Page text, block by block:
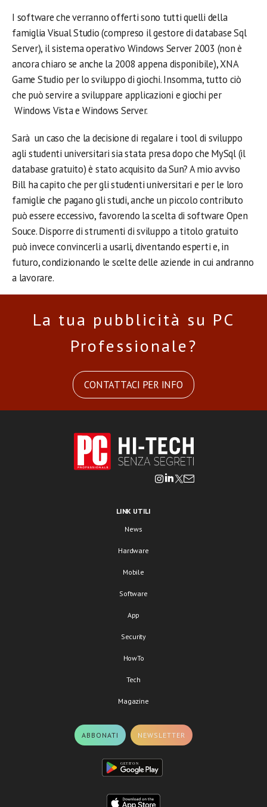
I software che verranno offerti sono tutti quelli della
famiglia Visual Studio (compreso il gestore di database Sql
Server), il sistema operativo Windows Server 2003 (non è
ancora chiaro se anche la 2008 appena disponibile), XNA
Game Studio per lo sviluppo di giochi. Insomma, tutto ciò
che può servire a sviluppare applicazioni e giochi per
Windows Vista e Windows Server.
Sarà un caso che la decisione di regalare i tool di sviluppo
agli studenti universitari sia stata presa dopo che MySql (il
database gratuito) è stato acquisito da Sun? A mio avviso
Bill ha capito che per gli studenti universitari e per le loro
famiglie che pagano gli studi, anche un piccolo contributo
può essere eccessivo, favorendo la scelta di software Open
Souce. Disporre di strumenti di sviluppo a titolo gratuito
può invece convincerli a usarli, diventando esperti e, in
futuro, condizionando le scelte delle aziende in cui andranno
a lavorare.
La tua pubblicità su PC
Professionale?
CONTATTACI PER INFO
LINK UTILI
News
Hardware
Mobile
Software
App
Security
HowTo
Tech
Magazine
ABBONATI NEWSLETTER